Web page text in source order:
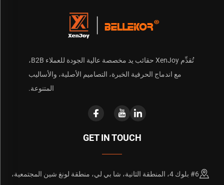
تُقدِّم XenJoy حقائب يد مخصصة عالية الجودة للعملاء B2B،
مع اندماج الحرفية الخبرة، التصاميم الأصلية، والأساليب
المتنوعة.
GET IN TOUCH
#6 بلوك 4، المنطقة الثانية، شا بي لي، منطقة لونغ شين المجتمعية،